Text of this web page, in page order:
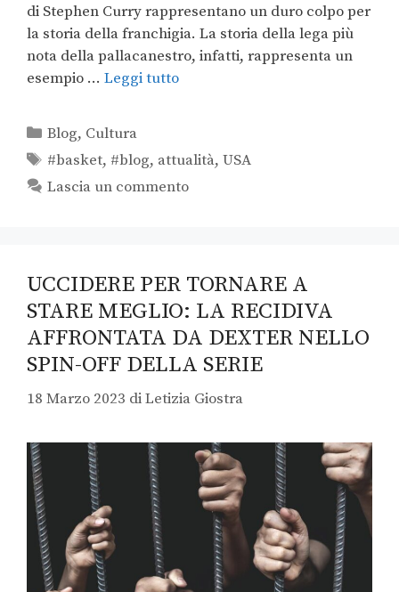
di Stephen Curry rappresentano un duro colpo per
la storia della franchigia. La storia della lega più
nota della pallacanestro, infatti, rappresenta un
esempio … Leggi tutto
Blog, Cultura
#basket, #blog, attualità,USA
Lascia un commento
UCCIDERE PER TORNARE A
STARE MEGLIO: LA RECIDIVA
AFFRONTATA DA DEXTER NELLO
SPIN-OFF DELLA SERIE
18 Marzo 2023 diLetizia Giostra